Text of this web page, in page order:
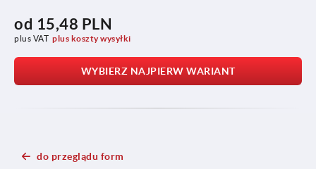
od 15,48 PLN
plus VAT plus koszty wysyłki
WYBIERZ NAJPIERW WARIANT
do przeglądu form